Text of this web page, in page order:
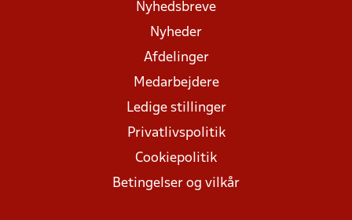
Nyhedsbreve
Nyheder
Afdelinger
Medarbejdere
Ledige stillinger
Privatlivspolitik
Cookiepolitik
Betingelser og vilkår